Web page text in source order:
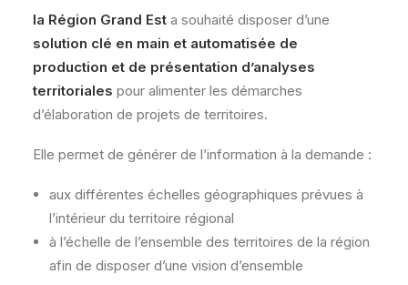
la Région Grand Est a souhaité disposer d’une
solution clé en main et automatisée de
production et de présentation d’analyses
territoriales pour alimenter les démarches
d’élaboration de projets de territoires.
Elle permet de générer de l’information à la demande :
aux différentes échelles géographiques prévues à
l’intérieur du territoire régional
à l’échelle de l’ensemble des territoires de la région
afin de disposer d’une vision d’ensemble